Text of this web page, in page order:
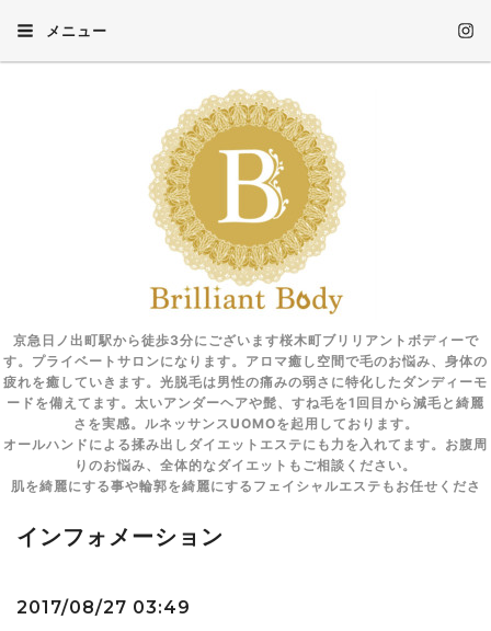
メニュー
京急日ノ出町駅から徒歩3分にございます桜木町ブリリアントボディーで
す。プライベートサロンになります。アロマ癒し空間で毛のお悩み、身体の
疲れを癒していきます。光脱毛は男性の痛みの弱さに特化したダンディーモ
ードを備えてます。太いアンダーヘアや髭、すね毛を1回目から減毛と綺麗
さを実感。ルネッサンスUOMOを起用しております。
オールハンドによる揉み出しダイエットエステにも力を入れてます。お腹周
りのお悩み、全体的なダイエットもご相談ください。
肌を綺麗にする事や輪郭を綺麗にするフェイシャルエステもお任せくださ
インフォメーション
2017/08/27 03:49